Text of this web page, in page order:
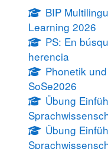
BIP
Learning 2026
PS: En
herencia
Phonetik
SoSe2026
Übung
Übung